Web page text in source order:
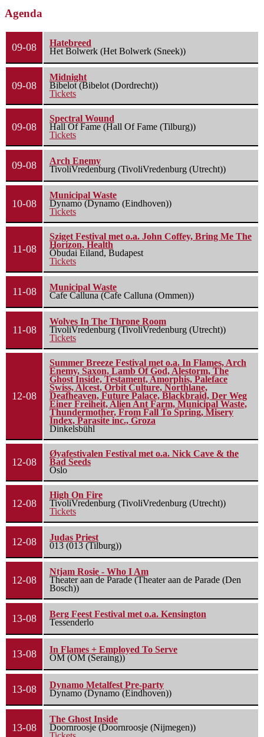
Agenda
09-08
Hatebreed
Het Bolwerk (Het Bolwerk (Sneek))
09-08
Midnight
Bibelot (Bibelot (Dordrecht))
Tickets
09-08
Spectral Wound
Hall Of Fame (Hall Of Fame (Tilburg))
Tickets
09-08
Arch Enemy
TivoliVredenburg (TivoliVredenburg (Utrecht))
10-08
Municipal Waste
Dynamo (Dynamo (Eindhoven))
Tickets
11-08
Sziget Festival met o.a. John Coffey, Bring Me The
Horizon, Health
Óbudai Eiland, Budapest
Tickets
11-08
Municipal Waste
Cafe Calluna (Cafe Calluna (Ommen))
11-08
Wolves In The Throne Room
TivoliVredenburg (TivoliVredenburg (Utrecht))
Tickets
12-08
Summer Breeze Festival met o.a. In Flames, Arch
Enemy, Saxon, Lamb Of God, Alestorm, The
Ghost Inside, Testament, Amorphis, Paleface
Swiss, Alcest, Orbit Culture, Northlane,
Deafheaven, Future Palace, Blackbraid, Der Weg
Einer Freiheit, Alien Ant Farm, Municipal Waste,
Thundermother, From Fall To Spring, Misery
Index, Parasite inc., Groza
Dinkelsbühl
12-08
Øyafestivalen Festival met o.a. Nick Cave & the
Bad Seeds
Oslo
12-08
High On Fire
TivoliVredenburg (TivoliVredenburg (Utrecht))
Tickets
12-08
Judas Priest
013 (013 (Tilburg))
12-08
Ntjam Rosie - Who I Am
Theater aan de Parade (Theater aan de Parade (Den
Bosch))
13-08
Berg Feest Festival met o.a. Kensington
Tessenderlo
13-08
In Flames + Employed To Serve
OM (OM (Seraing))
13-08
Dynamo Metalfest Pre-party
Dynamo (Dynamo (Eindhoven))
13-08
The Ghost Inside
Doornroosje (Doornroosje (Nijmegen))